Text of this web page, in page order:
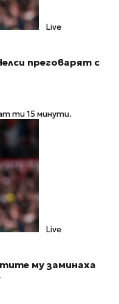
Live
преговарят с
ти 15 минути.
Live
му заминаха